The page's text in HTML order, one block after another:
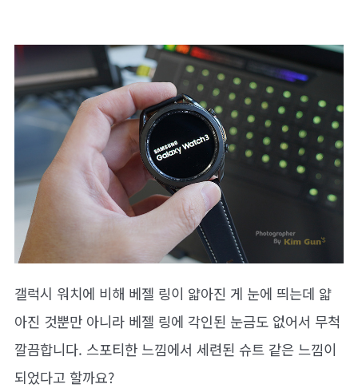
갤럭시 워치에 비해 베젤 링이 얇아진 게 눈에 띄는데 얇
아진 것뿐만 아니라 베젤 링에 각인된 눈금도 없어서 무척
깔끔합니다. 스포티한 느낌에서 세련된 슈트 같은 느낌이
되었다고 할까요?